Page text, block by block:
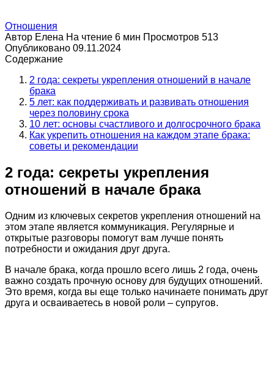
Отношения
Автор Елена На чтение 6 мин Просмотров 513
Опубликовано 09.11.2024
Содержание
2 года: секреты укрепления отношений в начале
брака
5 лет: как поддерживать и развивать отношения
через половину срока
10 лет: основы счастливого и долгосрочного брака
Как укрепить отношения на каждом этапе брака:
советы и рекомендации
2 года: секреты укрепления
отношений в начале брака
Одним из ключевых секретов укрепления отношений на
этом этапе является коммуникация. Регулярные и
открытые разговоры помогут вам лучше понять
потребности и ожидания друг друга.
В начале брака, когда прошло всего лишь 2 года, очень
важно создать прочную основу для будущих отношений.
Это время, когда вы еще только начинаете понимать друг
друга и осваиваетесь в новой роли – супругов.